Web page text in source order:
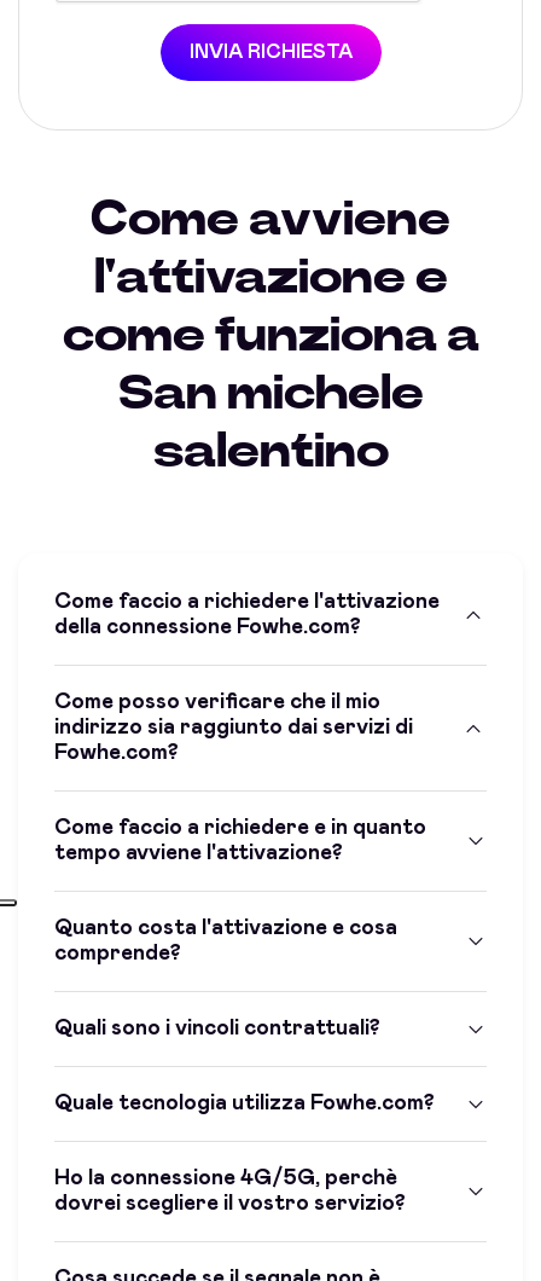
INVIA RICHIESTA
Come avviene
l'attivazione e
come funziona a
San michele
salentino
Come faccio a richiedere l'attivazione
della connessione Fowhe.com?
Come posso verificare che il mio
indirizzo sia raggiunto dai servizi di
Fowhe.com?
Come faccio a richiedere e in quanto
tempo avviene l'attivazione?
Quanto costa l'attivazione e cosa
comprende?
Quali sono i vincoli contrattuali?
Quale tecnologia utilizza Fowhe.com?
Ho la connessione 4G/5G, perchè
dovrei scegliere il vostro servizio?